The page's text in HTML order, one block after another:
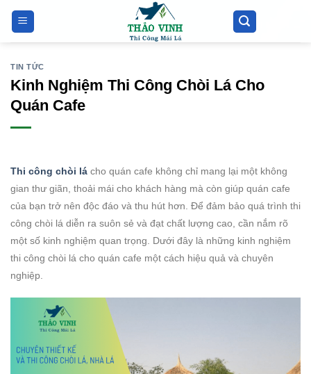
Bỏ
qua
nội
TIN TỨC
Kinh Nghiệm Thi Công Chòi Lá Cho
Quán Cafe
Thi công chòi lá cho quán cafe không chỉ mang lại một không
gian thư giãn, thoải mái cho khách hàng mà còn giúp quán cafe
của bạn trở nên độc đáo và thu hút hơn. Để đảm bảo quá trình thi
công chòi lá diễn ra suôn sẻ và đạt chất lượng cao, cần nắm rõ
một số kinh nghiệm quan trọng. Dưới đây là những kinh nghiệm
thi công chòi lá cho quán cafe một cách hiệu quả và chuyên
nghiệp.